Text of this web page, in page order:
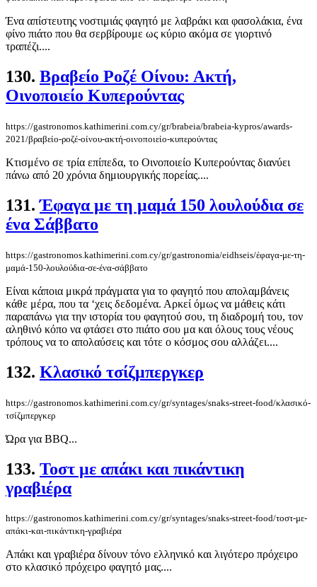
Ένα απίστευτης νοστιμιάς φαγητό με λαβράκι και φασολάκια, ένα
φίνο πιάτο που θα σερβίρουμε ως κύριο ακόμα σε γιορτινό
τραπέζι....
130. Βραβείο Ροζέ Οίνου: Ακτή,
Οινοποιείο Κυπερούντας
https://gastronomos.kathimerini.com.cy/gr/brabeia/brabeia-kypros/awards-
2021/βραβείο-ροζέ-οίνου-ακτή-οινοποιείο-κυπερούντας
Κτισμένο σε τρία επίπεδα, το Οινοποιείο Κυπερούντας διανύει
πάνω από 20 χρόνια δημιουργικής πορείας....
131.Έφαγα με τη μαμά 150 λουλούδια σε
ένα Σάββατο
https://gastronomos.kathimerini.com.cy/gr/gastronomia/eidhseis/έφαγα-με-τη-
μαμά-150-λουλούδια-σε-ένα-σάββατο
Είναι κάποια μικρά πράγματα για το φαγητό που απολαμβάνεις
κάθε μέρα, που τα ‘χεις δεδομένα. Αρκεί όμως να μάθεις κάτι
παραπάνω για την ιστορία του φαγητού σου, τη διαδρομή του, τον
αληθινό κόπο να φτάσει στο πιάτο σου μα και όλους τους νέους
τρόπους να το απολαύσεις και τότε ο κόσμος σου αλλάζει....
132. Κλασικό τσίζμπεργκερ
https://gastronomos.kathimerini.com.cy/gr/syntages/snaks-street-food/κλασικό-
τσίζμπεργκερ
Ώρα για BBQ...
133. Τοστ με απάκι και πικάντικη
γραβιέρα
https://gastronomos.kathimerini.com.cy/gr/syntages/snaks-street-food/τοστ-με-
απάκι-και-πικάντικη-γραβιέρα
Απάκι και γραβιέρα δίνουν τόνο ελληνικό και λιγότερο πρόχειρο
στο κλασικό πρόχειρο φαγητό μας....